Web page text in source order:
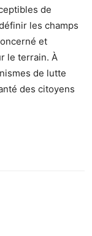
de
les champs
et
le terrain. À
de lutte
des citoyens